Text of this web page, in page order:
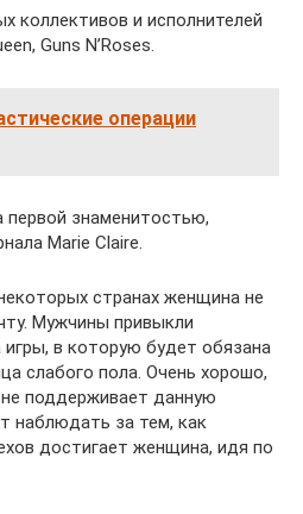
коллективов и исполнителей
Guns N’Roses.
операции
первой знаменитостью,
Marie Claire.
странах женщина не
Мужчины привыкли
в которую будет обязана
слабого пола. Очень хорошо,
поддерживает данную
наблюдать за тем, как
достигает женщина, идя по